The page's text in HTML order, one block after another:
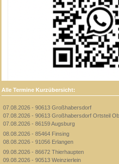
Alle Termine Kurzübersicht:
07.08.2026 - 90613 Großhabersdorf
07.08.2026 - 90613 Großhabersdorf Ortsteil
07.08.2026 - 86159 Augsburg
08.08.2026 - 85464 Finsing
08.08.2026 - 91056 Erlangen
09.08.2026 - 86672 Thierhaupten
09.08.2026 - 90513 Weinzierlein